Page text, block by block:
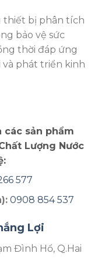
thiết bị phân tích
bảo vệ sức
thời đáp ứng
và phát triển kinh
các sản phẩm
Lượng Nước
577
0908 854 537
Lợi
Đình Hổ, Q.Hai